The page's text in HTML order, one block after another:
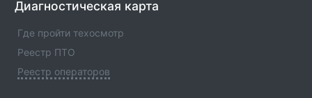
Диагностическая карта
Где пройти техосмотр
Реестр ПТО
Реестр операторов